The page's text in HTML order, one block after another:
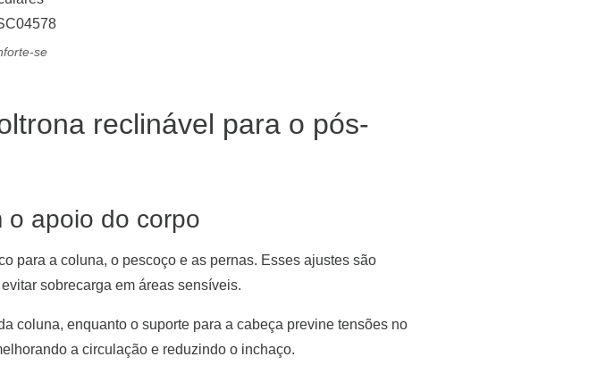
se
reclinável para o pós-
o apoio do corpo
para a coluna, o pescoço e as pernas. Esses ajustes são
sobrecarga em áreas sensíveis.
coluna, enquanto o suporte para a cabeça previne tensões no
a circulação e reduzindo o inchaço.